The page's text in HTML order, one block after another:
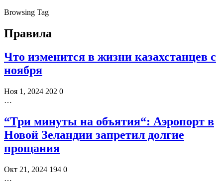
Browsing Tag
Правила
Что изменится в жизни казахстанцев с
ноября
Ноя 1, 2024 202 0
…
“Три минуты на объятия“: Аэропорт в
Новой Зеландии запретил долгие
прощания
Окт 21, 2024 194 0
…